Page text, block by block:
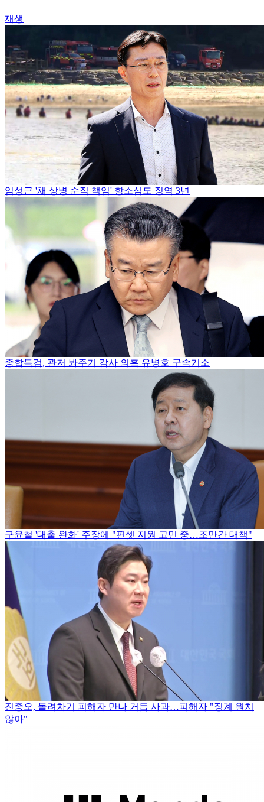
재생
임성근 '채 상병 순직 책임' 항소심도 징역 3년
종합특검, 관저 봐주기 감사 의혹 유병호 구속기소
구윤철 '대출 완화' 주장에 "핀셋 지원 고민 중…조만간 대책"
진종오, 돌려차기 피해자 만나 거듭 사과…피해자 "징계 원치
않아"